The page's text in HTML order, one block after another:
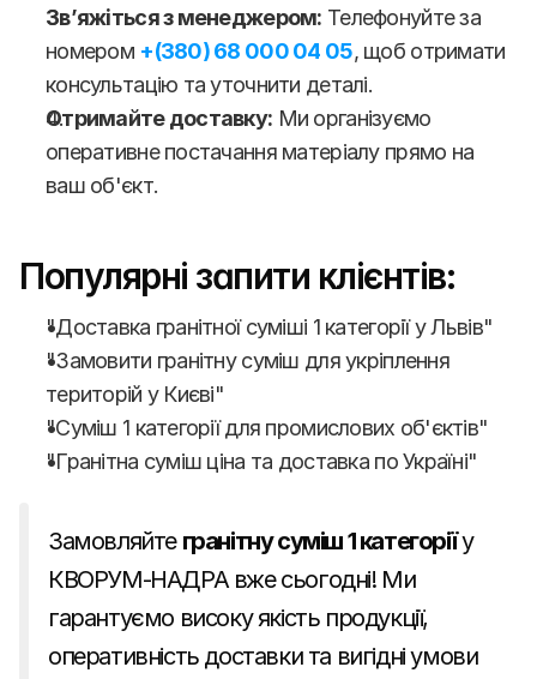
Зв’яжіться з менеджером: Телефонуйте за
номером +(380) 68 000 04 05, щоб отримати
консультацію та уточнити деталі.
Отримайте доставку: Ми організуємо
оперативне постачання матеріалу прямо на
ваш об'єкт.
Популярні запити клієнтів:
"Доставка гранітної суміші 1 категорії у Львів"
"Замовити гранітну суміш для укріплення
територій у Києві"
"Суміш 1 категорії для промислових об'єктів"
"Гранітна суміш ціна та доставка по Україні"
Замовляйте гранітну суміш 1 категорії у
КВОРУМ-НАДРА вже сьогодні! Ми
гарантуємо високу якість продукції,
оперативність доставки та вигідні умови